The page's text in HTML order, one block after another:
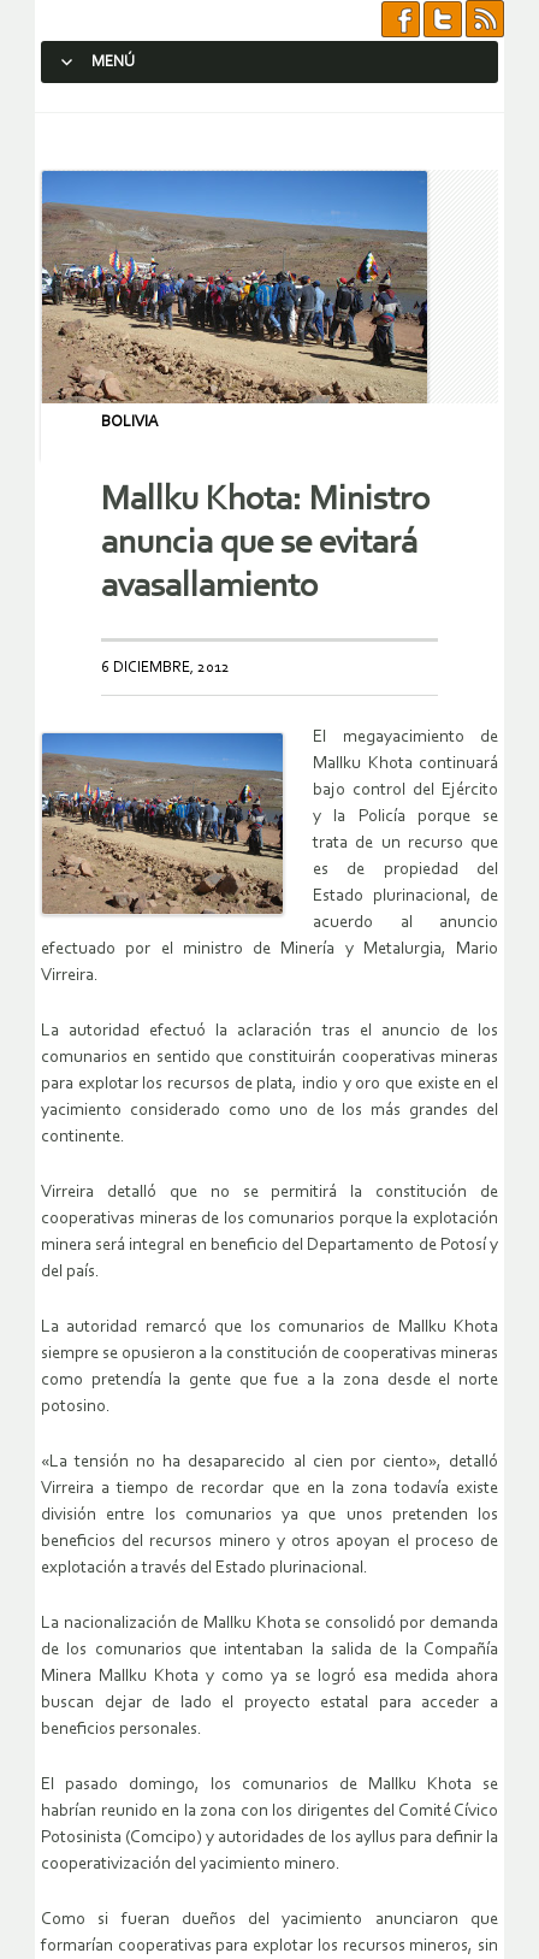
MENÚ
BOLIVIA
Mallku Khota: Ministro
anuncia que se evitará
avasallamiento
6 DICIEMBRE, 2012
El megayacimiento de
Mallku Khota continuará
bajo control del Ejército
y la Policía porque se
trata de un recurso que
es de propiedad del
Estado plurinacional, de
acuerdo al anuncio
efectuado por el ministro de Minería y Metalurgia, Mario
Virreira.
La autoridad efectuó la aclaración tras el anuncio de los
comunarios en sentido que constituirán cooperativas mineras
para explotar los recursos de plata, indio y oro que existe en el
yacimiento considerado como uno de los más grandes del
continente.
Virreira detalló que no se permitirá la constitución de
cooperativas mineras de los comunarios porque la explotación
minera será integral en beneficio del Departamento de Potosí y
del país.
La autoridad remarcó que los comunarios de Mallku Khota
siempre se opusieron a la constitución de cooperativas mineras
como pretendía la gente que fue a la zona desde el norte
potosino.
«La tensión no ha desaparecido al cien por ciento», detalló
Virreira a tiempo de recordar que en la zona todavía existe
división entre los comunarios ya que unos pretenden los
beneficios del recursos minero y otros apoyan el proceso de
explotación a través del Estado plurinacional.
La nacionalización de Mallku Khota se consolidó por demanda
de los comunarios que intentaban la salida de la Compañía
Minera Mallku Khota y como ya se logró esa medida ahora
buscan dejar de lado el proyecto estatal para acceder a
beneficios personales.
El pasado domingo, los comunarios de Mallku Khota se
habrían reunido en la zona con los dirigentes del Comité Cívico
Potosinista (Comcipo) y autoridades de los ayllus para definir la
cooperativización del yacimiento minero.
Como si fueran dueños del yacimiento anunciaron que
formarían cooperativas para explotar los recursos mineros, sin